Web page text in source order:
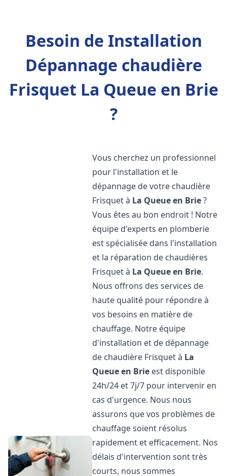
Besoin de Installation
Dépannage chaudière
Frisquet La Queue en Brie
?
Vous cherchez un professionnel
pour l'installation et le
dépannage de votre chaudière
Frisquet à La Queue en Brie?
Vous êtes au bon endroit ! Notre
équipe d'experts en plomberie
est spécialisée dans l'installation
et la réparation de chaudières
Frisquet à La Queue en Brie.
Nous offrons des services de
haute qualité pour répondre à
vos besoins en matière de
chauffage. Notre équipe
d'installation et de dépannage
de chaudière Frisquet à La
Queue en Brie est disponible
24h/24 et 7j/7 pour intervenir en
cas d'urgence. Nous nous
assurons que vos problèmes de
chauffage soient résolus
rapidement et efficacement. Nos
délais d'intervention sont très
courts, nous sommes